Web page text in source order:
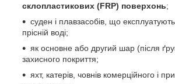
склопластикових (FRP) поверхонь;
суден і плавзасобів, що
прісній воді;
як основне або другий шар (після
захисного покриття;
яхт, катерів, човнів комерційного і